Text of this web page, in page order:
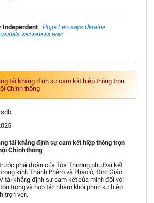
Independent
Pope Leo says Ukraine
'senseless war'
tái khẳng định sự cam kết hiệp thông trọn
Chính thống
sdb
tái khẳng định sự cam kết hiệp thông trọn
Chính thống
phái đoàn của Tòa Thượng phụ Đại kết
kính Thánh Phêrô và Phaolô, Đức Giáo
tái khẳng định sự cam kết của mình đối với
trọng và hợp tác nhằm khôi phục sự hiệp
trọn vẹn.